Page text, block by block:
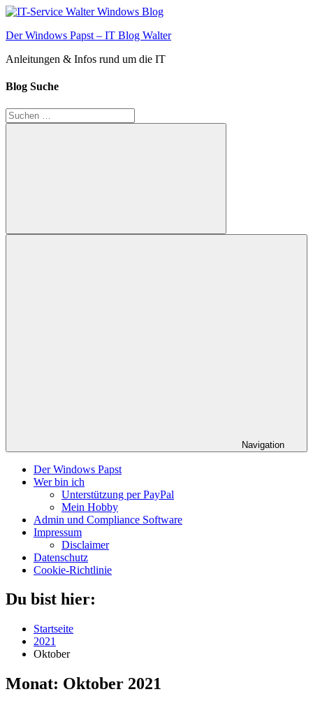
Zum
springen
Der Windows Papst – IT Blog Walter
Anleitungen & Infos rund um die IT
Blog Suche
Suchen
nach:
Suchen
Navigation
Der Windows Papst
Wer bin ich
Unterstützung per PayPal
Mein Hobby
Admin und Compliance Software
Impressum
Disclaimer
Datenschutz
Cookie-Richtlinie
Du bist hier:
Startseite
2021
Oktober
Monat: Oktober 2021